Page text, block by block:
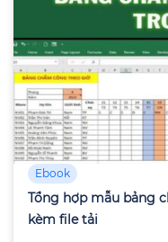
Ebook
Tổng hợp mẫu bảng
kèm file tải